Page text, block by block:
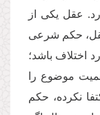
عقل یكى از
حكم شرعى
باشد؛
موضوع را
نكرده، حكم